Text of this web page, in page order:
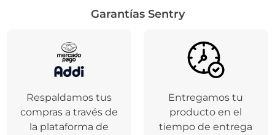
Garantías Sentry
Respaldamos tus
compras a través de
la plataforma de
Entregamos tu
producto en el
tiempo de entrega